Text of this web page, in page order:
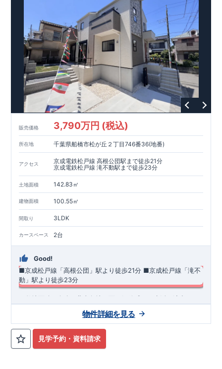
販売価格 3,790万円 (税込)
所在地 千葉県船橋市松が丘２丁目746番36(地番)
アクセス
京成電鉄松戸線 高根公団駅まで徒歩21分
京成電鉄松戸線 滝不動駅まで徒歩23分
土地面積 142.83㎡
建物面積 100.55㎡
間取り 3LDK
カースペース 2台
Good!
■京成松戸線「高根公団」駅より徒歩21分 ​■京成松戸線「滝不
動」駅より徒歩23分
​・敷地面積42坪超♪北東角地に面し解放感ある生活を演出しま
タリーを採用した洗面室は便利なカウンター付き♪ ・あったら
せるお庭付き！ ​・共働き世帯に大活躍の宅配ボックス
【教育施設】◎ 古和釜小学校 約540m(徒歩約7分) ◎ 古和釜
中学校 約710m(徒歩約9分)
【買物施設】
見学予約・資料請求
物件詳細を見る